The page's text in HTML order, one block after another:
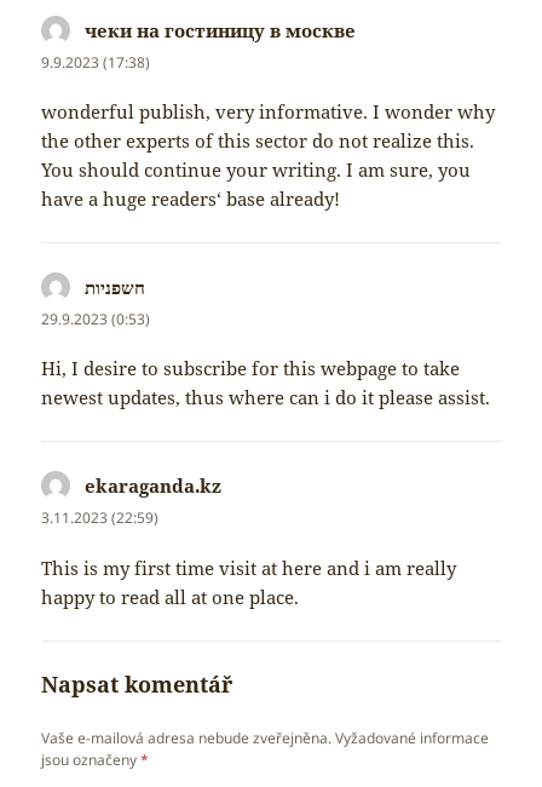
чеки на гостиницу в москве
9.9.2023 (17:38)
wonderful publish, very informative. I wonder why
the other experts of this sector do not realize this.
You should continue your writing. I am sure, you
have a huge readers‘ base already!
חשפניות
29.9.2023 (0:53)
Hi, I desire to subscribe for this webpage to take
newest updates, thus where can i do it please assist.
ekaraganda.kz
3.11.2023 (22:59)
This is my first time visit at here and i am really
happy to read all at one place.
Napsat komentář
Vaše e-mailová adresa nebude zveřejněna. Vyžadované informace
jsou označeny*